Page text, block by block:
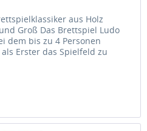
aus Holz
Groß Das Brettspiel Ludo
dem bis zu 4 Personen
Erster das Spielfeld zu